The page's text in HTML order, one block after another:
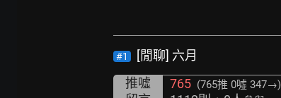
#1
[閒聊] 六月
推噓
765 (765推 0噓 347→)